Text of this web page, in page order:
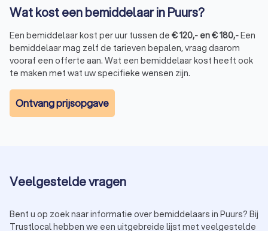
Wat kost een bemiddelaar in Puurs?
Een bemiddelaar kost per uur tussen de €120,- en€180,-Een
bemiddelaar mag zelf de tarieven bepalen, vraag daarom
vooraf een offerte aan. Wat een bemiddelaar kost heeft ook
te maken met wat uw specifieke wensen zijn.
Ontvang prijsopgave
Veelgestelde vragen
Bent u op zoek naar informatie over bemiddelaars in Puurs? Bij
Trustlocal hebben we een uitgebreide lijst met veelgestelde